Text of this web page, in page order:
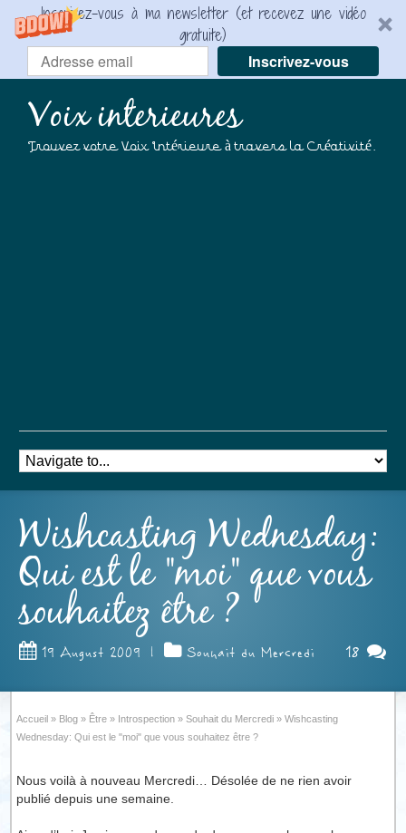
Inscrivez-vous à ma newsletter (et recevez une vidéo
gratuite)
Inscrivez-vous
Voix interieures
Trouvez votre Voix Intérieure à travers la Créativité.
Wishcasting Wednesday:
Qui est le "moi" que vous
souhaitez être ?
19 August 2009 | Souhait du Mercredi 18
Accueil » Blog » Être » Introspection » Souhait du Mercredi » Wishcasting
Wednesday: Qui est le "moi" que vous souhaitez être ?
Nous voilà à nouveau Mercredi… Désolée de ne rien avoir
publié depuis une semaine.